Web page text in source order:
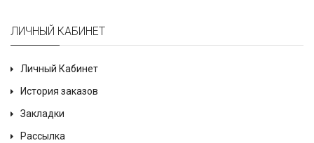
ЛИЧНЫЙ КАБИНЕТ
Личный Кабинет
История заказов
Закладки
Рассылка